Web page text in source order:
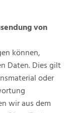
von
können,
Daten. Dies gilt
oder
wir aus dem